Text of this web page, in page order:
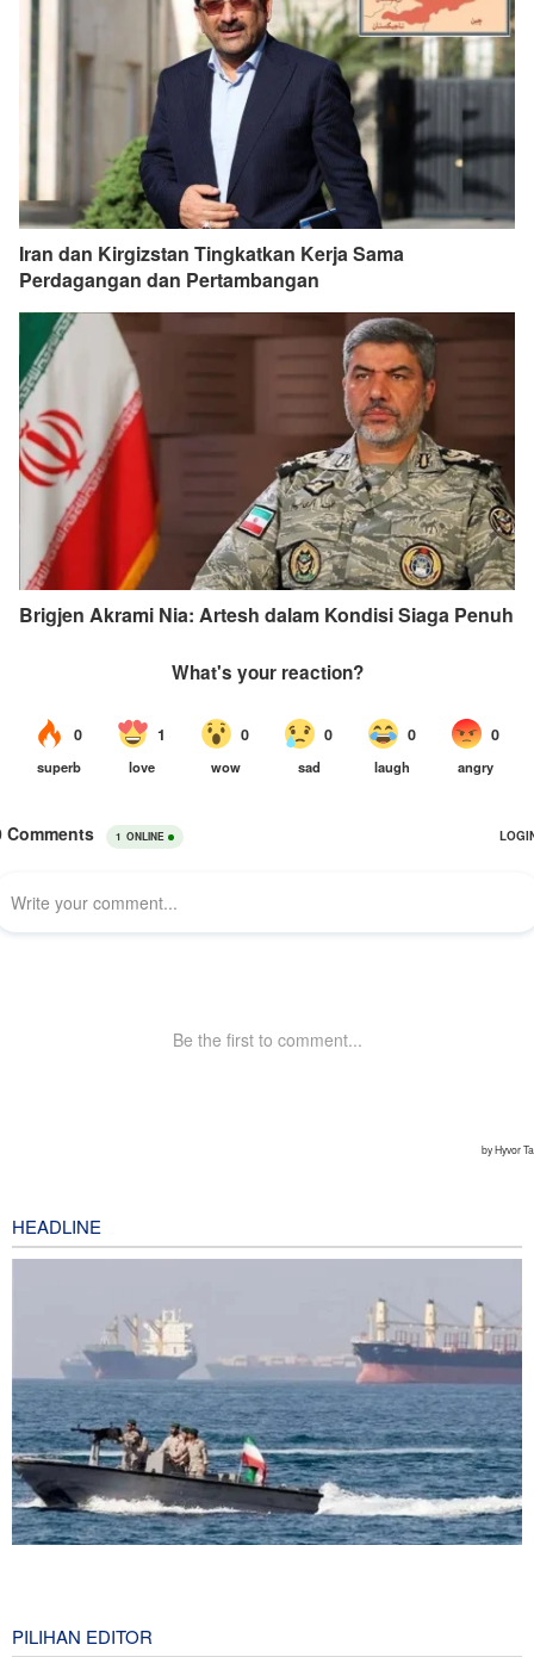
Iran dan Kirgizstan Tingkatkan Kerja Sama
Perdagangan dan Pertambangan
Brigjen Akrami Nia: Artesh dalam Kondisi Siaga Penuh
HEADLINE
PILIHAN EDITOR